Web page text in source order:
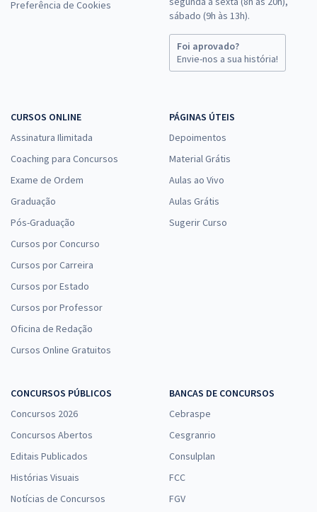
Preferência de Cookies
sábado (9h às 13h).
Foi aprovado?
Envie-nos a sua história!
CURSOS ONLINE
Assinatura Ilimitada
Coaching para Concursos
Exame de Ordem
Graduação
Pós-Graduação
Cursos por Concurso
Cursos por Carreira
Cursos por Estado
Cursos por Professor
Oficina de Redação
Cursos Online Gratuitos
PÁGINAS ÚTEIS
Depoimentos
Material Grátis
Aulas ao Vivo
Aulas Grátis
Sugerir Curso
CONCURSOS PÚBLICOS
Concursos 2026
Concursos Abertos
Editais Publicados
Histórias Visuais
Notícias de Concursos
BANCAS DE CONCURSOS
Cebraspe
Cesgranrio
Consulplan
FCC
FGV